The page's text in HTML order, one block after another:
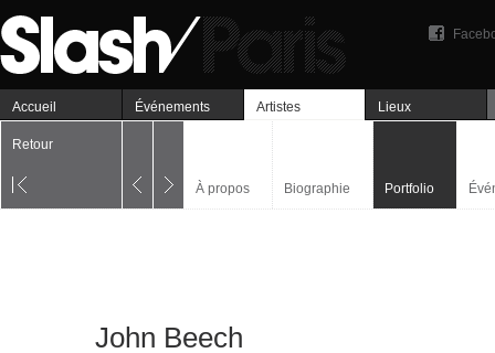
Accueil Événements Artistes Lieux
Retour
À propos Biographie Portfolio
John Beech